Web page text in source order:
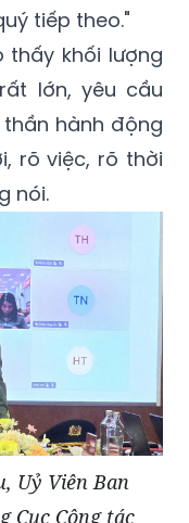
tiếp theo."
thấy khối lượng
lớn, yêu cầu
hành động
rõ việc, rõ thời
nói.
Uỷ Viên Ban
Cục Công tác